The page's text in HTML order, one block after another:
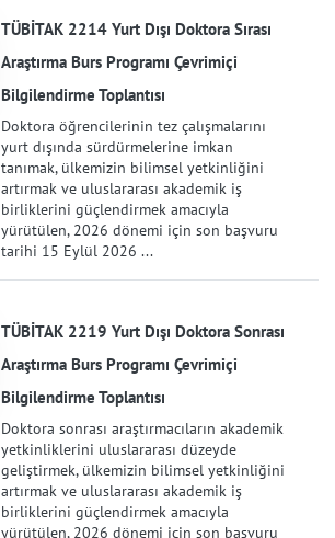
TÜBİTAK 2214 Yurt Dışı Doktora Sırası
Araştırma Burs Programı Çevrimiçi
Bilgilendirme Toplantısı
Doktora öğrencilerinin tez çalışmalarını
yurt dışında sürdürmelerine imkan
tanımak, ülkemizin bilimsel yetkinliğini
artırmak ve uluslararası akademik iş
birliklerini güçlendirmek amacıyla
yürütülen, 2026 dönemi için son başvuru
tarihi 15 Eylül 2026 ...
TÜBİTAK 2219 Yurt Dışı Doktora Sonrası
Araştırma Burs Programı Çevrimiçi
Bilgilendirme Toplantısı
Doktora sonrası araştırmacıların akademik
yetkinliklerini uluslararası düzeyde
geliştirmek, ülkemizin bilimsel yetkinliğini
artırmak ve uluslararası akademik iş
birliklerini güçlendirmek amacıyla
yürütülen, 2026 dönemi için son başvuru